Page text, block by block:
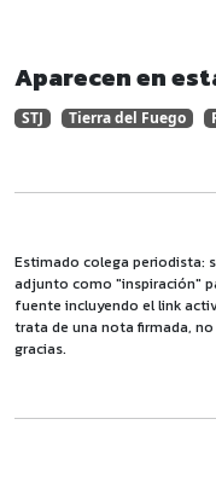
Aparecen en
STJ Tierra del Fuego
Estimado colega periodista:
adjunto como "inspiración"
fuente incluyendo el link
trata de una nota firmada,
gracias.